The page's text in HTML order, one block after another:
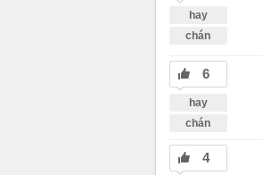
hay
chán
6
hay
chán
4